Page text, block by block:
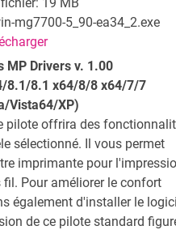
mg7700-5_90-ea34_2.exe
MP Drivers v. 1.00
8.1/8.1 x64/8/8 x64/7/7
Vista64/XP)
pilote offrira des
sélectionné. Il vous permet
imprimante pour
Pour améliorer le confort
également d'installer le
de ce pilote standard